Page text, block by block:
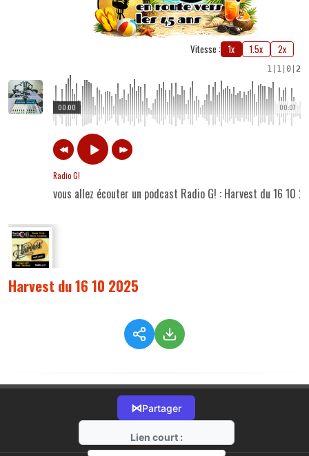
Vitesse : 1x 1.5x 2x
1 1 0 2
00:07
00:00
Radio G!
vous allez écouter un podcast Radio G! : Harvest du 16 10
Harvest du 16 10 2025
⋈Partager
Lien court :